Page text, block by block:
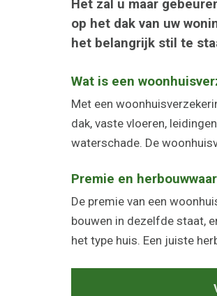
Het zal u maar
op het dak van uw
het belangrijk stil te
Wat is een
Met een
dak, vaste vloeren,
waterschade. De
Premie en
De premie van een
bouwen in dezelfde staat,
het type huis. Een juiste